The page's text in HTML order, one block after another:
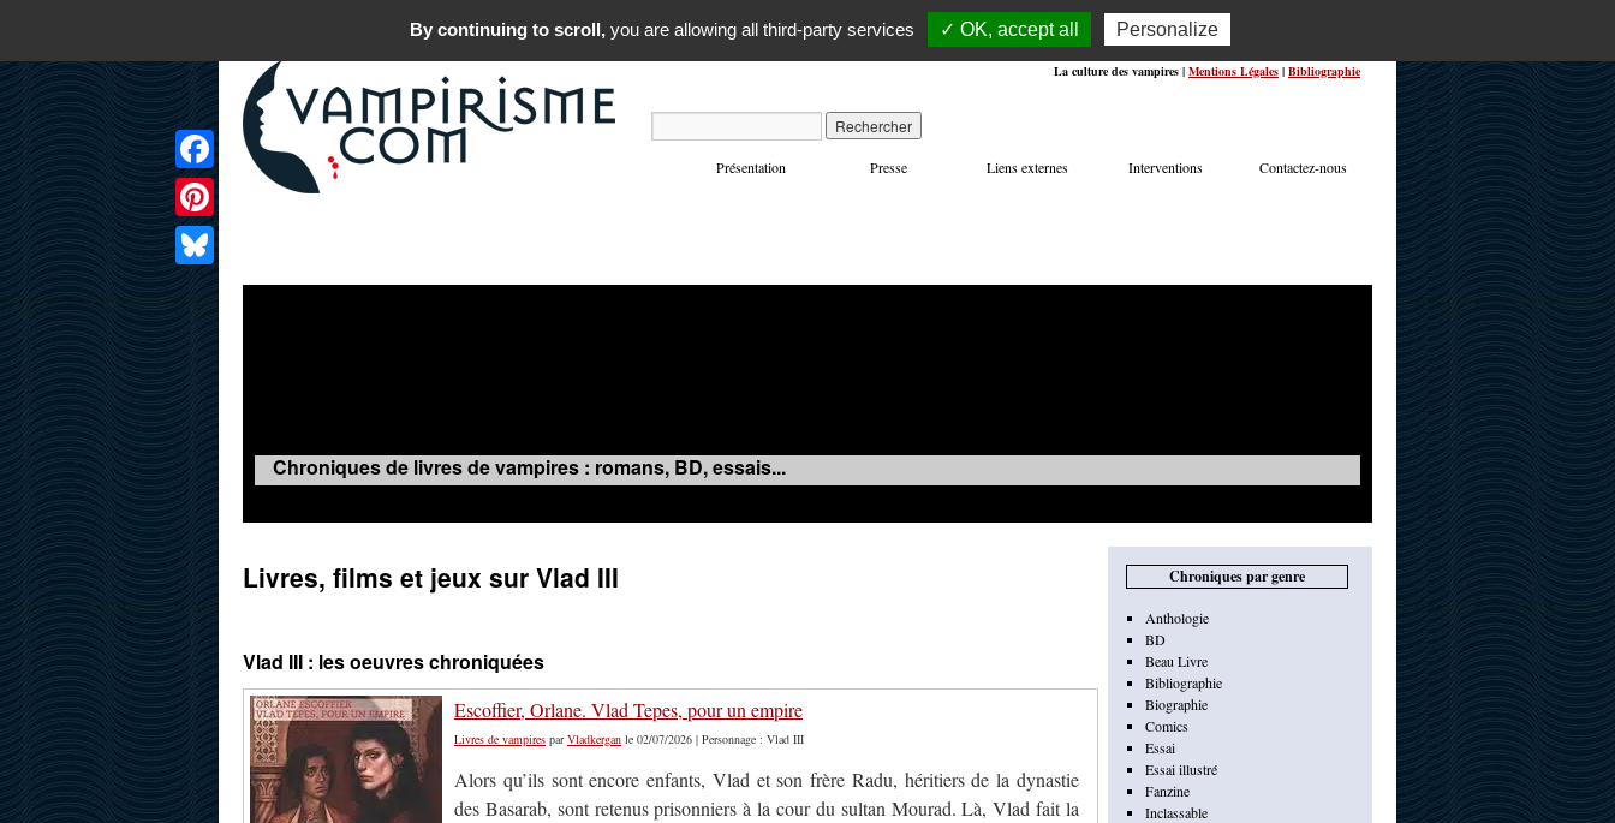
La culture des vampires | Mentions Légales | Bibliographie
Présentation Presse Liens externes Interventions Contactez-nous
Chroniques de livres de vampires : romans, BD, essais...
Livres, films et jeux sur Vlad III
Vlad III : les oeuvres chroniquées
Escoffier, Orlane. Vlad Tepes, pour un empire
Livres de vampires parVladkergan le 02/07/2026 | Personnage : Vlad III
Alors qu’ils sont encore enfants, Vlad et son frère Radu, héritiers de la dynastie
des Basarab, sont retenus prisonniers à la cour du sultan Mourad. Là, Vlad fait la
Facebook
Pinterest
Bluesky
Chroniques par genre
Anthologie
BD
Beau Livre
Bibliographie
Biographie
Comics
Essai
Essai illustré
Fanzine
Inclassable
By continuing to scroll,you are allowing all third-party services ✓ OK, accept all Personalize